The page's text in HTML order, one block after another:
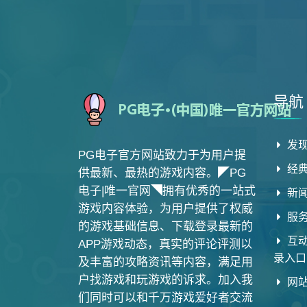
PG电子官方网站致力于为用户提
供最新、最热的游戏内容。◤PG
电子|唯一官网◥拥有优秀的一站式
游戏内容体验，为用户提供了权威
的游戏基础信息、下载登录最新的
APP游戏动态，真实的评论评测以
及丰富的攻略资讯等内容，满足用
户找游戏和玩游戏的诉求。加入我
们同时可以和千万游戏爱好者交流
导航
发
经
新
服
互
录入口
网